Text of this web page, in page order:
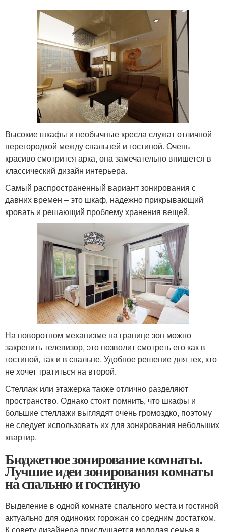
Высокие шкафы и необычные кресла служат отличной
перегородкой между спальней и гостиной. Очень
красиво смотрится арка, она замечательно впишется в
классический дизайн интерьера.
Самый распространенный вариант зонирования с
давних времен – это шкаф, надежно прикрывающий
кровать и решающий проблему хранения вещей.
На поворотном механизме на границе зон можно
закрепить телевизор, это позволит смотреть его как в
гостиной, так и в спальне. Удобное решение для тех, кто
не хочет тратиться на второй.
Стеллаж или этажерка также отлично разделяют
пространство. Однако стоит помнить, что шкафы и
большие стеллажи выглядят очень громоздко, поэтому
не следует использовать их для зонирования небольших
квартир.
Бюджетное зонирование комнаты.
Лучшие идеи зонирования комнаты
на спальню и гостиную
Выделение в одной комнате спального места и гостиной
актуально для одиноких горожан со средним достатком.